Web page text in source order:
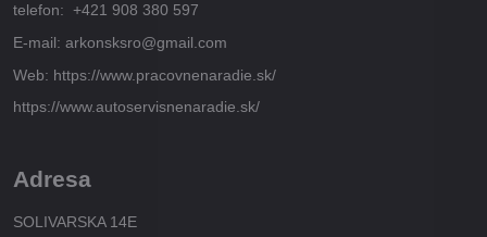
telefon: +421 908 380 597
E-mail: arkonsksro@gmail.com
Web: https://www.pracovnenaradie.sk/
https://www.autoservisnenaradie.sk/
Adresa
SOLIVARSKA 14E